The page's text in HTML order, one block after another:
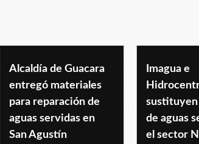
Alcaldía de Guacara
entregó materiales
para reparación de
aguas servidas en
San Agustín
Imagua e
de aguas
el sector